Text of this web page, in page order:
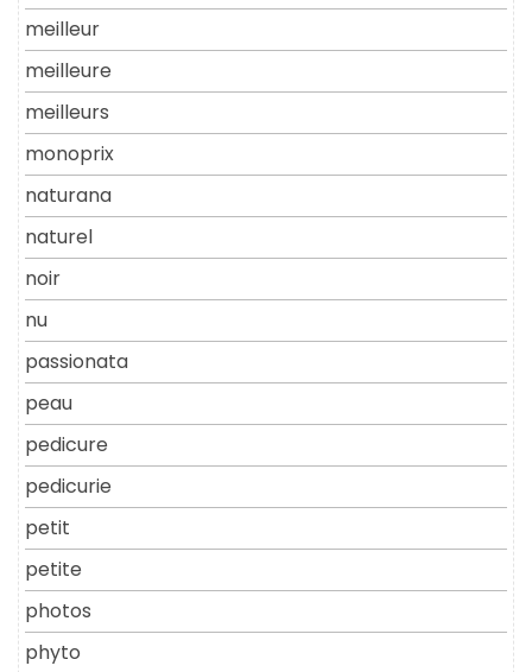
meilleur
meilleure
meilleurs
monoprix
naturana
naturel
noir
nu
passionata
peau
pedicure
pedicurie
petit
petite
photos
phyto